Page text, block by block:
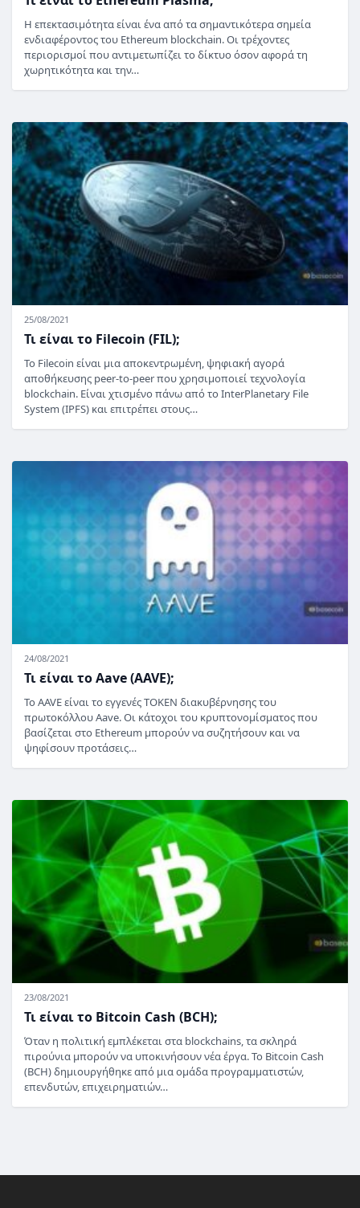
Η επεκτασιμότητα είναι ένα από τα σημαντικότερα σημεία
ενδιαφέροντος του Ethereum blockchain. Οι τρέχοντες
περιορισμοί που αντιμετωπίζει το δίκτυο όσον αφορά τη
χωρητικότητα και την…
25/08/2021
Τι είναι το Filecoin (FIL);
Το Filecoin είναι μια αποκεντρωμένη, ψηφιακή αγορά
αποθήκευσης peer-to-peer που χρησιμοποιεί τεχνολογία
blockchain. Είναι χτισμένο πάνω από το InterPlanetary File
System (IPFS) και επιτρέπει στους…
24/08/2021
Τι είναι το Aave (AAVE);
Το AAVE είναι το εγγενές TOKEN διακυβέρνησης του
πρωτοκόλλου Aave. Οι κάτοχοι του κρυπτονομίσματος που
βασίζεται στο Ethereum μπορούν να συζητήσουν και να
ψηφίσουν προτάσεις…
23/08/2021
Τι είναι το Bitcoin Cash (BCH);
Όταν η πολιτική εμπλέκεται στα blockchains, τα σκληρά
πιρούνια μπορούν να υποκινήσουν νέα έργα. Το Bitcoin Cash
(BCH) δημιουργήθηκε από μια ομάδα προγραμματιστών,
επενδυτών, επιχειρηματιών…